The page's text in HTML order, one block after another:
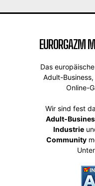
EURORGAZM
Das
Adult-
Online-
Wir sind fest
Adult-
Industrie
Community